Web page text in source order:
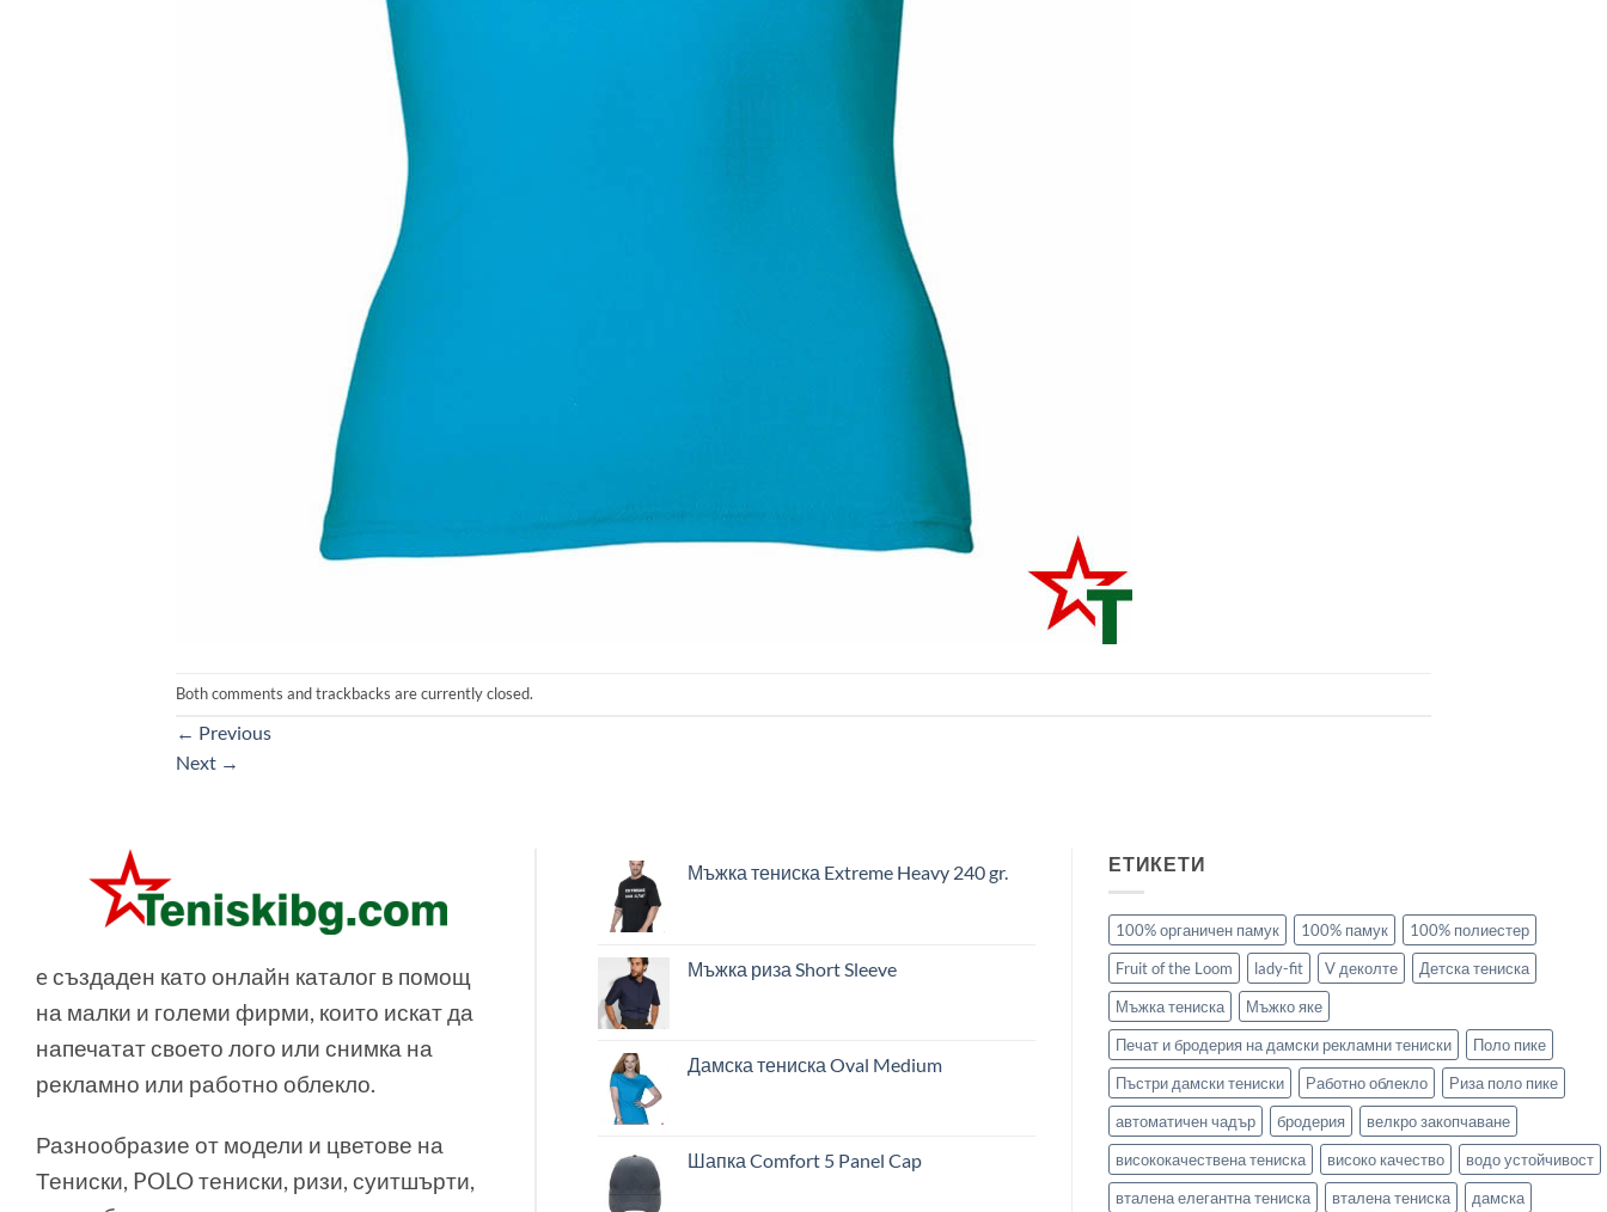
Both comments and trackbacks are currently closed.
← Previous
Next →
e създаден като онлайн каталог в помощ
на малки и големи фирми, които искат да
напечатат своето лого или снимка на
рекламно или работно облекло.
Разнообразие от модели и цветове на
Тениски, POLO тениски, ризи, суитшърти,
Мъжка тениска Extreme Heavy 240 gr.
Мъжка риза Short Sleeve
Дамска тениска Oval Medium
Шапка Comfort 5 Panel Cap
ЕТИКЕТИ
100% органичен памук 100% памук
100% полиестер
Fruit of the Loom
lady-fit V деколте
Детска тениска
Мъжка тениска
Мъжко яке
Печат и бродерия на дамски рекламни тениски
Поло пике
Пъстри дамски тениски
Работно облекло
Риза поло пике
автоматичен чадър
бродерия
велкро закопчаване
висококачествена тениска
високо качество
водо устойчивост
вталена елегантна тениска
вталена тениска дамска